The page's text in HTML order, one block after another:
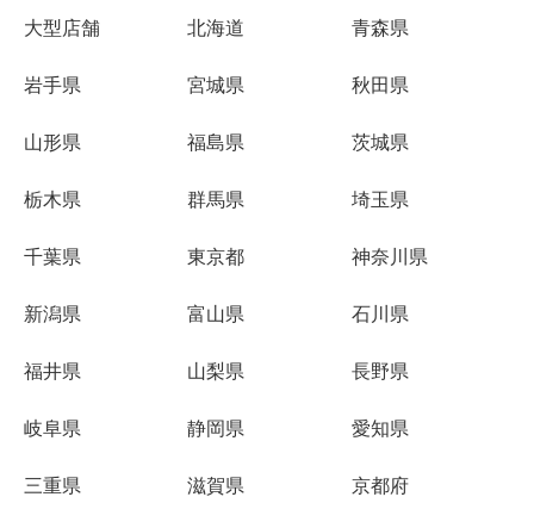
大型店舗 北海道 青森県
岩手県 宮城県 秋田県
山形県 福島県 茨城県
栃木県 群馬県 埼玉県
千葉県 東京都 神奈川県
新潟県 富山県 石川県
福井県 山梨県 長野県
岐阜県 静岡県 愛知県
三重県 滋賀県 京都府